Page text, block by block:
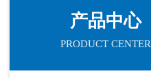
产品中心
PRODUCT CENTER